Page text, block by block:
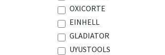
OXICORTE
EINHELL
GLADIATOR
UYUSTOOLS